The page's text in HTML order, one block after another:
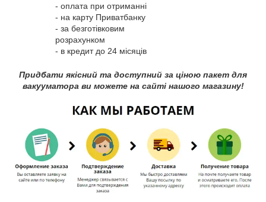
- оплата при отриманні
- на карту Приватбанку
- за безготівковим
розрахунком
- в кредит до 24 місяців
Придбати якісний та доступний за ціною пакет для
вакууматора ви можете на сайті нашого магазину!